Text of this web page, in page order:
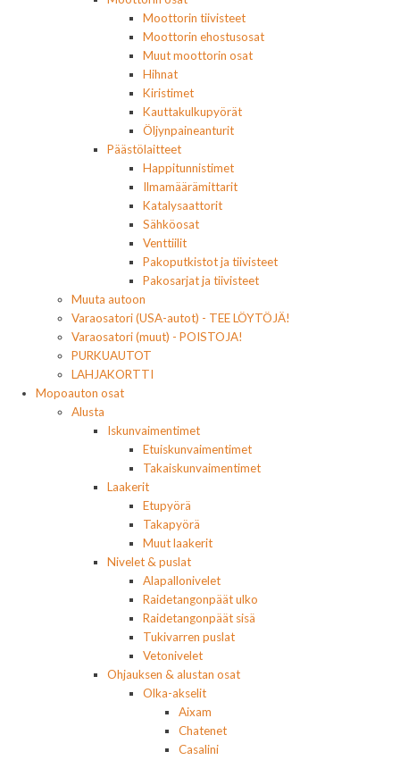
Moottorin tiivisteet
Moottorin ehostusosat
Muut moottorin osat
Hihnat
Kiristimet
Kauttakulkupyörät
Öljynpaineanturit
Päästölaitteet
Happitunnistimet
Ilmamäärämittarit
Katalysaattorit
Sähköosat
Venttiilit
Pakoputkistot ja tiivisteet
Pakosarjat ja tiivisteet
Muuta autoon
Varaosatori (USA-autot) - TEE LÖYTÖJÄ!
Varaosatori (muut) - POISTOJA!
PURKUAUTOT
LAHJAKORTTI
Mopoauton osat
Alusta
Iskunvaimentimet
Etuiskunvaimentimet
Takaiskunvaimentimet
Laakerit
Etupyörä
Takapyörä
Muut laakerit
Nivelet & puslat
Alapallonivelet
Raidetangonpäät ulko
Raidetangonpäät sisä
Tukivarren puslat
Vetonivelet
Ohjauksen & alustan osat
Olka-akselit
Aixam
Chatenet
Casalini